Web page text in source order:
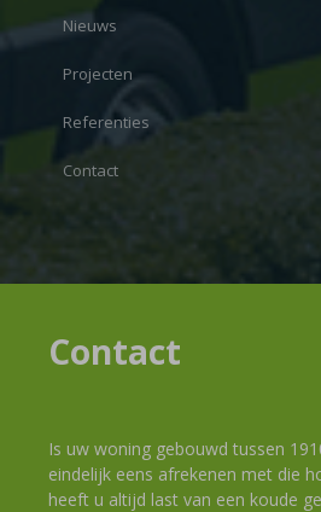
Nieuws
Projecten
Referenties
Contact
Contact
Is uw woning gebouwd tussen
eindelijk eens afrekenen met die
heeft u altijd last van een koude